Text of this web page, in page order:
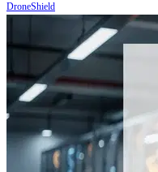
DroneShield